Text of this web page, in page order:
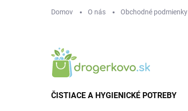
Domov O nás Obchodné podmienky
ČISTIACE A HYGIENICKÉ POTREBY